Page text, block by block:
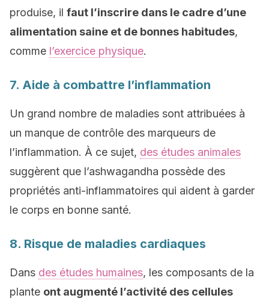
produise, il faut l’inscrire dans le cadre d’une
alimentation saine et de bonnes habitudes,
comme l’exercice physique.
7. Aide à combattre l’inflammation
Un grand nombre de maladies sont attribuées à
un manque de contrôle des marqueurs de
l’inflammation. À ce sujet, des études animales
suggèrent que l’ashwagandha possède des
propriétés anti-inflammatoires qui aident à garder
le corps en bonne santé.
8. Risque de maladies cardiaques
Dans des études humaines, les composants de la
plante ont augmenté l’activité des cellules